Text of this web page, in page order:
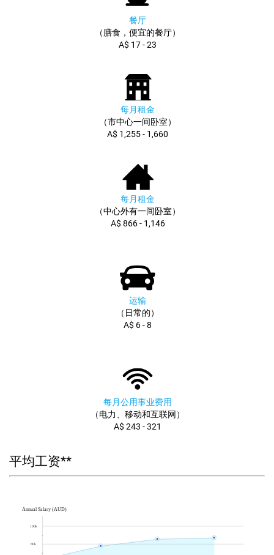
餐厅
（膳食，便宜的餐厅）
A$ 17 - 23
每月租金
（市中心一间卧室）
A$ 1,255 - 1,660
每月租金
（中心外有一间卧室）
A$ 866 - 1,146
运输
（日常的）
A$ 6 - 8
每月公用事业费用
（电力、移动和互联网）
A$ 243 - 321
平均工资**